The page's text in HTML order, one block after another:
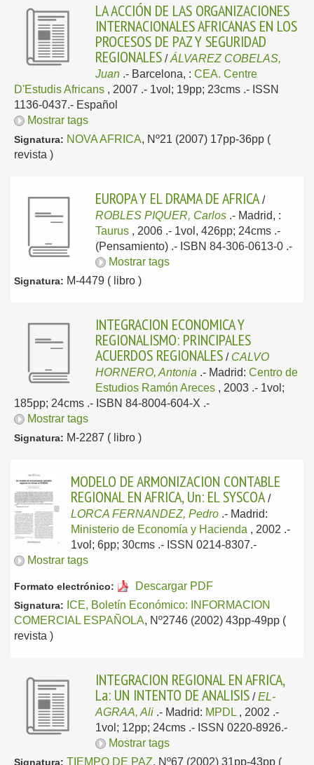
LA ACCIÓN DE LAS ORGANIZACIONES
INTERNACIONALES AFRICANAS EN LOS
PROCESOS DE PAZ Y SEGURIDAD
REGIONALES /ÁLVAREZ COBELAS,
Juan .- Barcelona, : CEA. Centre
D'Estudis Africans , 2007 .- 1vol; 19pp; 23cms .- ISSN
1136-0437.- Español
Mostrar tags
Signatura: NOVA AFRICA, Nº21 (2007) 17pp-36pp (
revista )
EUROPA Y EL DRAMA DE AFRICA /
ROBLES PIQUER, Carlos .- Madrid, :
Taurus , 2006 .- 1vol, 426pp; 24cms .-
(Pensamiento) .- ISBN 84-306-0613-0 .-
Mostrar tags
Signatura: M-4479 ( libro )
INTEGRACION ECONOMICA Y
REGIONALISMO: PRINCIPALES
ACUERDOS REGIONALES / CALVO
HORNERO, Antonia .- Madrid: Centro de
Estudios Ramón Areces , 2003 .- 1vol;
185pp; 24cms .- ISBN 84-8004-604-X .-
Mostrar tags
Signatura: M-2287 ( libro )
MODELO DE ARMONIZACION CONTABLE
REGIONAL EN AFRICA, Un: EL SYSCOA /
LORCA FERNANDEZ, Pedro .- Madrid:
Ministerio de Economía y Hacienda , 2002 .-
1vol; 6pp; 30cms .- ISSN 0214-8307.-
Mostrar tags
Formato electrónico: Descargar PDF
Signatura: ICE, Boletín Económico: INFORMACION
COMERCIAL ESPAÑOLA, Nº2746 (2002) 43pp-49pp (
revista )
INTEGRACION REGIONAL EN AFRICA,
La: UN INTENTO DE ANALISIS /EL-
AGRAA, Ali .- Madrid: MPDL , 2002 .-
1vol; 12pp; 24cms .- ISSN 0220-8926.-
Mostrar tags
Signatura: TIEMPO DE PAZ, Nº67 (2002) 31pp-43pp (